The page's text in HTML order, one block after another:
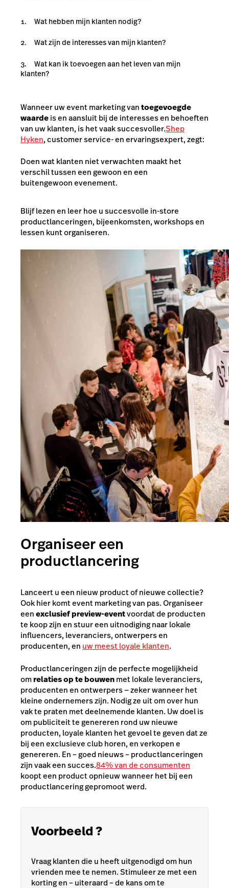
Wat hebben mijn klanten nodig?
Wat zijn de interesses van mijn klanten?
Wat kan ik toevoegen aan het leven van mijn
klanten?
Wanneer uw event marketing vantoegevoegde
waardeis en aansluit bij de interesses en behoeften
van uw klanten, is het vaak succesvoller.Shep
Hyken, customer service- en ervaringsexpert, zegt:
Doen wat klanten niet verwachten maakt het
verschil tussen een gewoon en een
buitengewoon evenement.
Blijf lezen en leer hoe u succesvolle in-store
productlanceringen, bijeenkomsten, workshops en
lessen kunt organiseren.
Organiseer een
productlancering
Lanceert u een nieuw product of nieuwe collectie?
Ook hier komt event marketing van pas. Organiseer
eenexclusief preview-eventvoordat de producten
te koop zijn en stuur een uitnodiging naar lokale
influencers, leveranciers, ontwerpers en
producenten, en uw meest loyale klanten.
Productlanceringen zijn de perfecte mogelijkheid
omrelaties op te bouwenmet lokale leveranciers,
producenten en ontwerpers — zeker wanneer het
kleine ondernemers zijn. Nodig ze uit om over hun
vak te praten met deelnemende klanten. Uw doel is
om publiciteit te genereren rond uw nieuwe
producten, loyale klanten het gevoel te geven dat ze
bij een exclusieve club horen, en verkopen e
genereren. En – goed nieuws – productlanceringen
zijn vaak een succes.84% van de consumenten
koopt een product opnieuw wanneer het bij een
productlancering gepromoot werd.
Voorbeeld ?
Vraag klanten die u heeft uitgenodigd om hun
vrienden mee te nemen. Stimuleer ze met een
korting en – uiteraard – de kans om te